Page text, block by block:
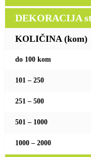
DEKORACIJA
KOLIČINA (kom)
do 100 kom
101 – 250
251 – 500
501 – 1000
1000 – 2000